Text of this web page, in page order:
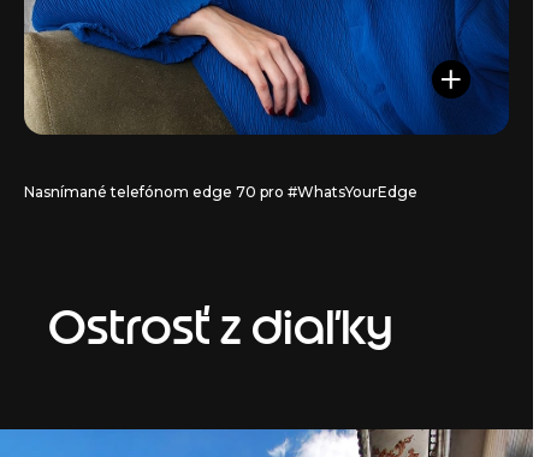
Nasnímané telefónom edge 70 pro #WhatsYourEdge
Ostrosť z diaľky